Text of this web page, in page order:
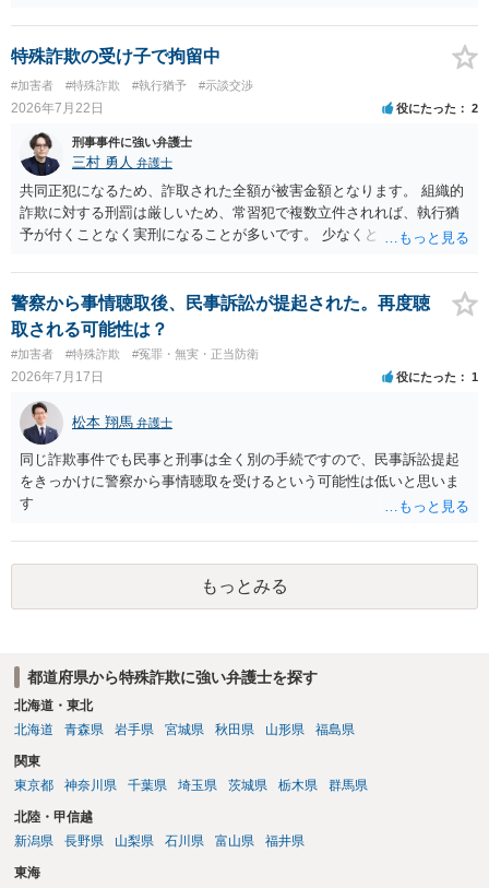
めします。
特殊詐欺の受け子で拘留中
#加害者 #特殊詐欺 #執行猶予 #示談交渉
2026年7月22日 役にたった 2
刑事事件に強い弁護士
三村 勇人 弁護士
共同正犯になるため、詐取された全額が被害金額となります。 組織的
詐欺に対する刑罰は厳しいため、常習犯で複数立件されれば、執行猶
予が付くことなく実刑になることが多いです。 少なくとも、執行猶予
す。 弁護士を介して共犯者数人で被害弁済を行うこともあります。 保
釈申請については、共犯なので、全て公判請求されるまで難しいです
が、個別具体的な事情により異なります。 弁護方針により、結果が変
わるため、刑事事件に精通している弁護人を選任されることをお勧め
いたします。
警察から事情聴取後、民事訴訟が提起された。再度聴
取される可能性は？
#加害者 #特殊詐欺 #冤罪・無実・正当防衛
2026年7月17日 役にたった 1
松本 翔馬 弁護士
同じ詐欺事件でも民事と刑事は全く別の手続ですので、民事訴訟提起
をきっかけに警察から事情聴取を受けるという可能性は低いと思いま
す
もっとみる
都道府県から特殊詐欺に強い弁護士を探す
北海道・東北
北海道
青森県 岩手県 宮城県 秋田県 山形県 福島県
関東
東京都
神奈川県 千葉県 埼玉県 茨城県 栃木県 群馬県
北陸・甲信越
新潟県
長野県 山梨県 石川県 富山県 福井県
東海